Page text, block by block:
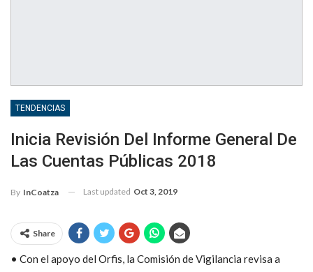
TENDENCIAS
Inicia Revisión Del Informe General De
Las Cuentas Públicas 2018
By InCoatza Last updated Oct 3, 2019
Share
• Con el apoyo del Orfis, la Comisión de Vigilancia revisa a